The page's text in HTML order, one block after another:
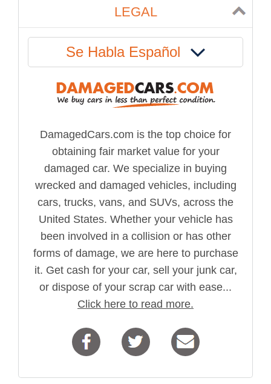
LEGAL
Se Habla Español
DamagedCars.com is the top choice for
obtaining fair market value for your
damaged car. We specialize in buying
wrecked and damaged vehicles, including
cars, trucks, vans, and SUVs, across the
United States. Whether your vehicle has
been involved in a collision or has other
forms of damage, we are here to purchase
it. Get cash for your car, sell your junk car,
or dispose of your scrap car with ease...
Click here to read more.